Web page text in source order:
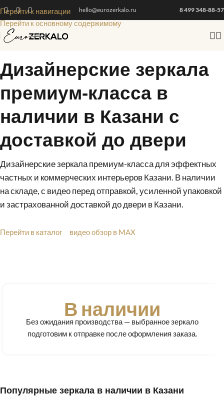
Перейти к навигации
Перейти к основному содержимому
hello@eurozerkalo.ru 8 499 348-88-57
Дизайнерские зеркала
премиум-класса в
наличии в Казани с
доставкой до двери
Дизайнерские зеркала премиум-класса для эффектных
частных и коммерческих интерьеров Казани. В наличии
на складе, с видео перед отправкой, усиленной упаковкой
и застрахованной доставкой до двери в Казани.
Перейти в каталог видео обзор в MAX
В наличии
Без ожидания производства — выбранное зеркало
подготовим к отправке после оформления заказа.
Популярные зеркала в наличии в Казани